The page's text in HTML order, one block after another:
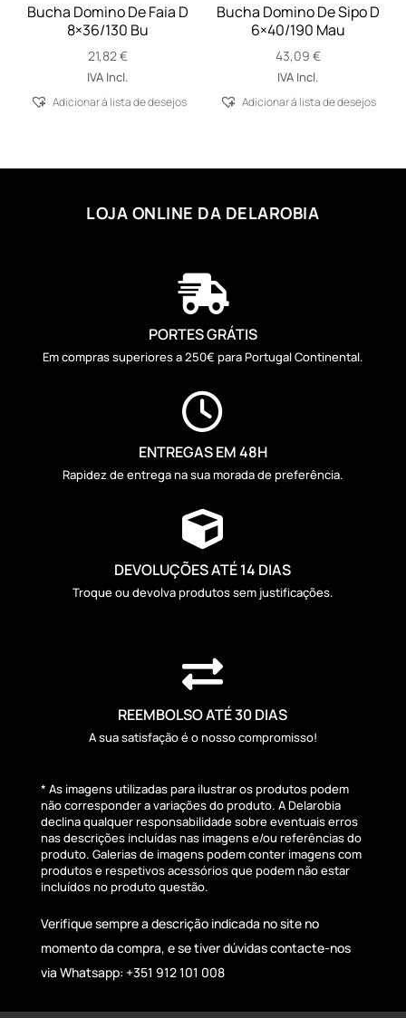
Bucha Domino De Faia D
8×36/130 Bu
21,82€
IVA Incl.
Adicionar á lista de desejos
Bucha Domino De Sipo D
6×40/190 Mau
43,09 €
IVA Incl.
Adicionar á lista de desejos
LOJA ONLINE DA DELAROBIA

PORTES GRÁTIS
Em compras superiores a 250€ para Portugal Continental.

ENTREGAS EM 48H
Rapidez de entrega na sua morada de preferência.

DEVOLUÇÕES ATÉ 14 DIAS
Troque ou devolva produtos sem justificações.

REEMBOLSO ATÉ 30 DIAS
A sua satisfação é o nosso compromisso!
* As imagens utilizadas para ilustrar os produtos podem
não corresponder a variações do produto. A Delarobia
declina qualquer responsabilidade sobre eventuais erros
nas descrições incluídas nas imagens e/ou referências do
produto. Galerias de imagens podem conter imagens com
produtos e respetivos acessórios que podem não estar
incluídos no produto questão.
Verifique sempre a descrição indicada no site no
momento da compra, e se tiver dúvidas contacte-nos
via Whatsapp: +351 912 101 008